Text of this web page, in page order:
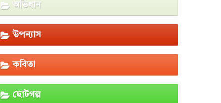
অভিধান
উপন্যাস
কবিতা
ছোটগল্প